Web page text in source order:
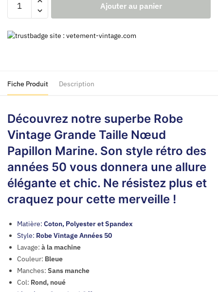
Robe
Vintage
Papillon
Ajouter au panier
Fiche Produit Description
Découvrez notre superbe Robe
Vintage Grande Taille Nœud
Papillon Marine. Son style rétro des
années 50 vous donnera une allure
élégante et chic. Ne résistez plus et
craquez pour cette merveille !
Matière: Coton, Polyester et Spandex
Style: Robe Vintage Années 50
Lavage: à la machine
Couleur: Bleue
Manches: Sans manche
Col: Rond, noué